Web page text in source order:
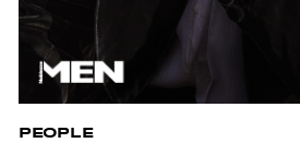
PEOPLE